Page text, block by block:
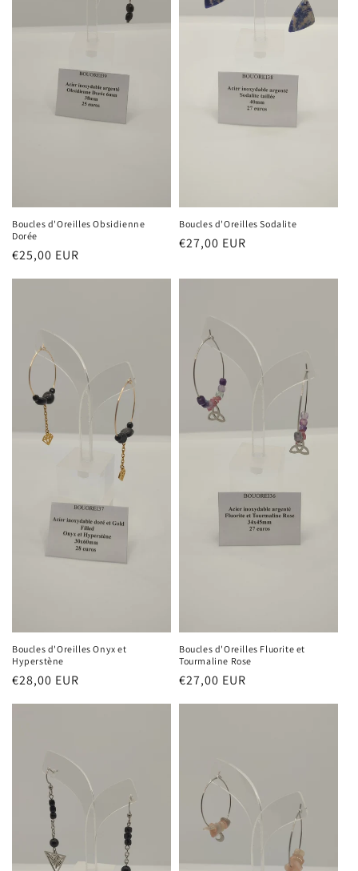
Boucles d'Oreilles Obsidienne
Dorée
Prix
€25,00 EUR
Boucles d'Oreilles Sodalite
Prix
€27,00 EUR
Boucles d'Oreilles Onyx et
Hyperstène
Prix
€28,00 EUR
Boucles d'Oreilles Fluorite et
Tourmaline Rose
Prix
€27,00 EUR